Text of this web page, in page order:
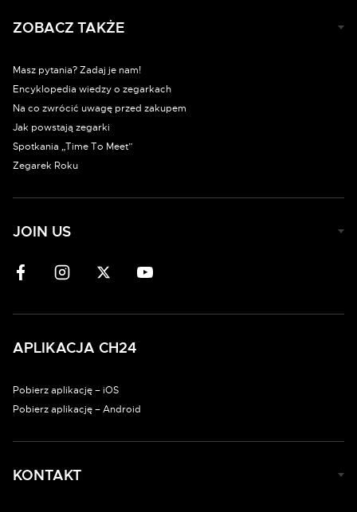
ZOBACZ TAKŻE
Masz pytania? Zadaj je nam!
Encyklopedia wiedzy o zegarkach
Na co zwrócić uwagę przed zakupem
Jak powstają zegarki
Spotkania „Time To Meet”
Zegarek Roku
JOIN US
APLIKACJA CH24
Pobierz aplikację – iOS
Pobierz aplikację – Android
KONTAKT